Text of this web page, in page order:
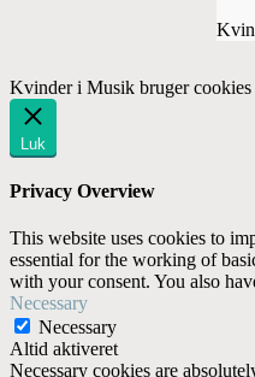
Kvinder i Musik bruger cookies
Luk
Privacy Overview
This website uses cookies to
essential for the working of
with your consent. You also
Necessary
Necessary
Altid aktiveret
Necessary cookies are